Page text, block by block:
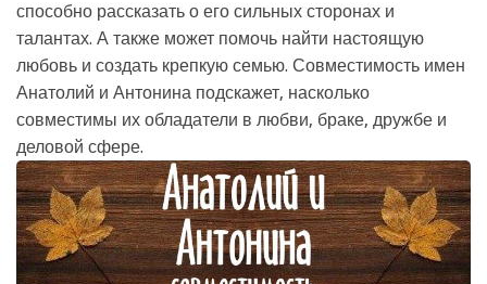
способно рассказать о его сильных сторонах и
талантах. А также может помочь найти настоящую
любовь и создать крепкую семью. Совместимость имен
Анатолий и Антонина подскажет, насколько
совместимы их обладатели в любви, браке, дружбе и
деловой сфере.